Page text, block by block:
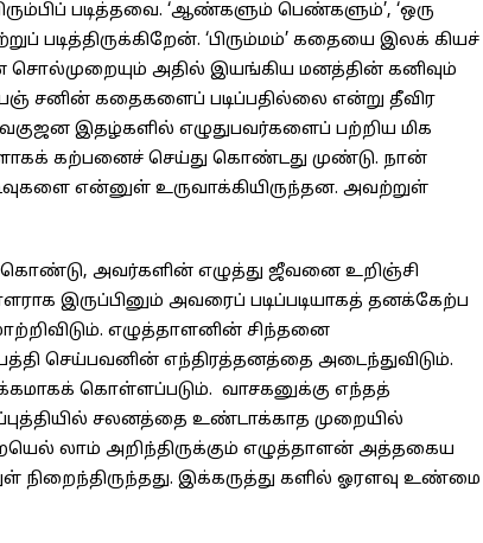
படித்தவை. ‘ஆண்களும் பெண்களும்’, ‘ஒரு
படித்திருக்கிறேன். ‘பிரும்மம்’ கதையை இலக் கியச்
சொல்முறையும் அதில் இயங்கிய மனத்தின் கனிவும்
சனின் கதைகளைப் படிப்பதில்லை என்று தீவிர
இதழ்களில் எழுதுபவர்களைப் பற்றிய மிக
கற்பனைச் செய்து கொண்டது முண்டு. நான்
என்னுள் உருவாக்கியிருந்தன. அவற்றுள்
அவர்களின் எழுத்து ஜீவனை உறிஞ்சி
இருப்பினும் அவரைப் படிப்படியாகத் தனக்கேற்ப
எழுத்தாளனின் சிந்தனை
செய்பவனின் எந்திரத்தனத்தை அடைந்துவிடும்.
கொள்ளப்படும். வாசகனுக்கு எந்தத்
சலனத்தை உண்டாக்காத முறையில்
லாம் அறிந்திருக்கும் எழுத்தாளன் அத்தகைய
இக்கருத்து களில் ஓரளவு உண்மை